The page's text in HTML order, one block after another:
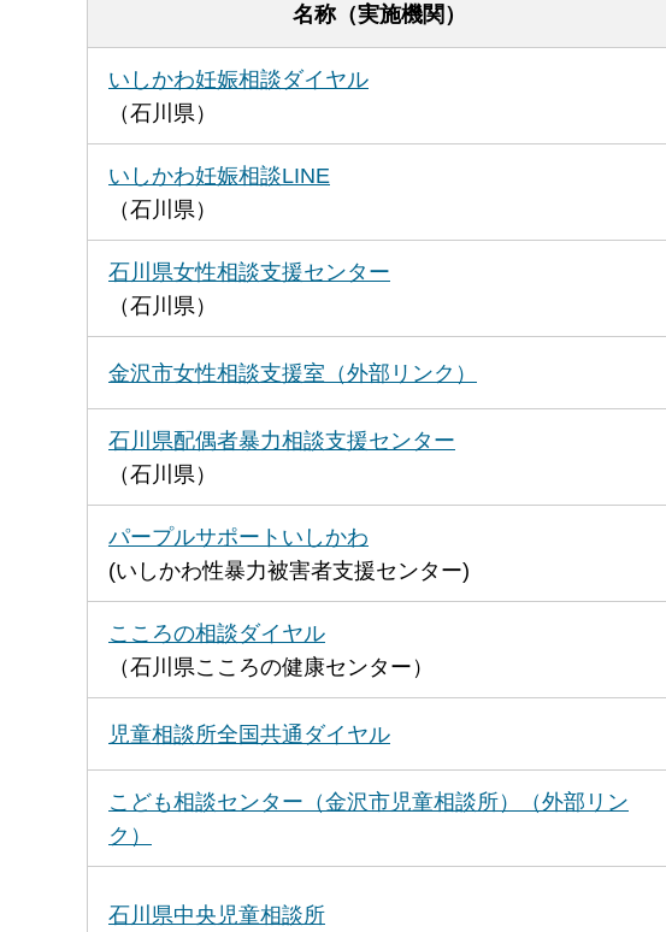
名称（実施機関）
いしかわ妊娠相談ダイヤル
（石川県）
いしかわ妊娠相談LINE
（石川県）
石川県女性相談支援センター
（石川県）
金沢市女性相談支援室（外部リンク）
石川県配偶者暴力相談支援センター
（石川県）
パープルサポートいしかわ
(いしかわ性暴力被害者支援センター)
こころの相談ダイヤル
（石川県こころの健康センター）
児童相談所全国共通ダイヤル
こども相談センター（金沢市児童相談所）（外部リン
ク）
石川県中央児童相談所